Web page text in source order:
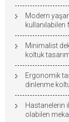
Modern
Minimalist
koltuk
Ergonomik
dinlenme
Hastanelerin
olabilen